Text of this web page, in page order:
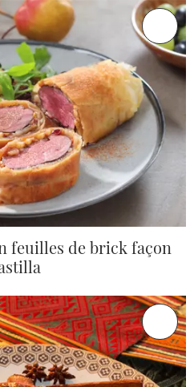
feuilles de brick façon